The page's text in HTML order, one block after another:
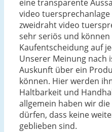
eine transparente
video
zweidraht video
sehr seriös und
Kaufentscheidung auf
Unserer Meinung nach
Auskunft über ein
können. Hier werden
Haltbarkeit und
allgemein haben wir
dürfen, dass keine
geblieben sind.